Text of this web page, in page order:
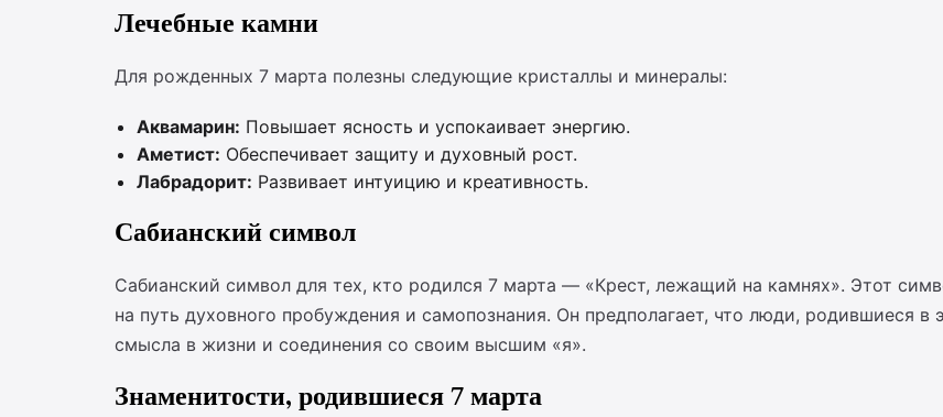
Лечебные камни
Для рожденных 7 марта полезны следующие кристаллы и минералы:
Аквамарин: Повышает ясность и успокаивает энергию.
Аметист: Обеспечивает защиту и духовный рост.
Лабрадорит: Развивает интуицию и креативность.
Сабианский символ
Сабианский символ для тех, кто родился 7 марта — «Крест, лежащий на камнях». Этот
на путь духовного пробуждения и самопознания. Он предполагает, что люди, родившиеся в
смысла в жизни и соединения со своим высшим «я».
Знаменитости, родившиеся 7 марта